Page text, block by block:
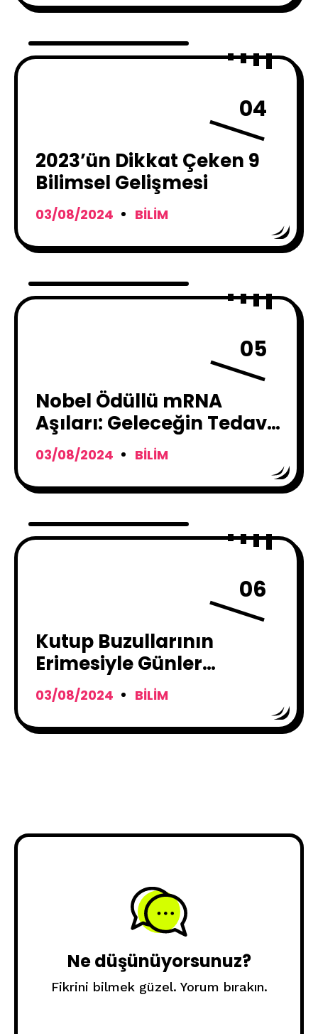
04
2023’ün Dikkat Çeken 9
Bilimsel Gelişmesi
03/08/2024 BILIM
05
Nobel Ödüllü mRNA
Aşıları: Geleceğin Tedavi
Yöntemleri
03/08/2024 BILIM
06
Kutup Buzullarının
Erimesiyle Günler
Uzayacak !
03/08/2024 BILIM
Ne düşünüyorsunuz?
Fikrini bilmek güzel. Yorum bırakın.